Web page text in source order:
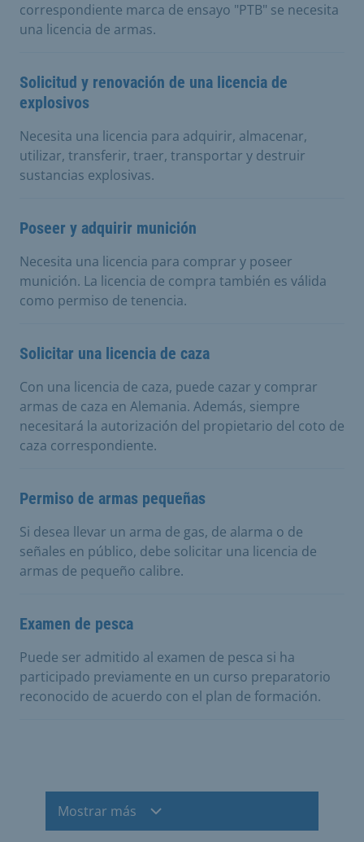
correspondiente marca de ensayo "PTB" se necesita
una licencia de armas.
Solicitud y renovación de una licencia de
explosivos
Necesita una licencia para adquirir, almacenar,
utilizar, transferir, traer, transportar y destruir
sustancias explosivas.
Poseer y adquirir munición
Necesita una licencia para comprar y poseer
munición. La licencia de compra también es válida
como permiso de tenencia.
Solicitar una licencia de caza
Con una licencia de caza, puede cazar y comprar
armas de caza en Alemania. Además, siempre
necesitará la autorización del propietario del coto de
caza correspondiente.
Permiso de armas pequeñas
Si desea llevar un arma de gas, de alarma o de
señales en público, debe solicitar una licencia de
armas de pequeño calibre.
Examen de pesca
Puede ser admitido al examen de pesca si ha
participado previamente en un curso preparatorio
reconocido de acuerdo con el plan de formación.
Mostrar más